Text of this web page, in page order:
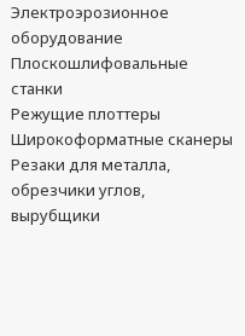
Электроэрозионное
оборудование
Плоскошлифовальные
станки
Режущие плоттеры
Широкоформатные сканеры
Резаки для металла,
обрезчики углов,
вырубщики